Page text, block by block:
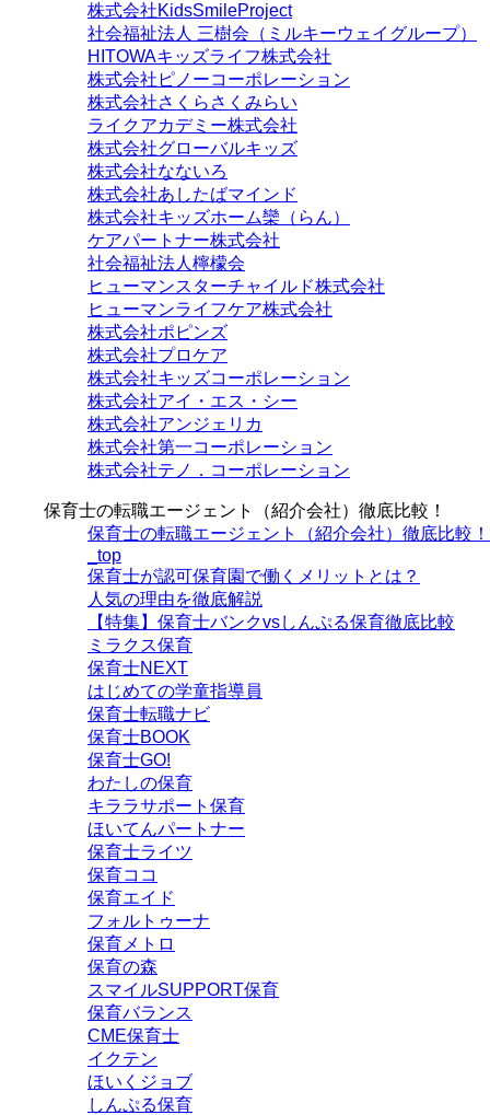
株式会社KidsSmileProject
社会福祉法人 三樹会（ミルキーウェイグループ）
HITOWAキッズライフ株式会社
株式会社ピノーコーポレーション
株式会社さくらさくみらい
ライクアカデミー株式会社
株式会社グローバルキッズ
株式会社なないろ
株式会社あしたばマインド
株式会社キッズホーム欒（らん）
ケアパートナー株式会社
社会福祉法人檸檬会
ヒューマンスターチャイルド株式会社
ヒューマンライフケア株式会社
株式会社ポピンズ
株式会社プロケア
株式会社キッズコーポレーション
株式会社アイ・エス・シー
株式会社アンジェリカ
株式会社第一コーポレーション
株式会社テノ．コーポレーション
保育士の転職エージェント（紹介会社）徹底比較！
保育士の転職エージェント（紹介会社）徹底比較！
_top
保育士が認可保育園で働くメリットとは？
人気の理由を徹底解説
【特集】保育士バンクvsしんぷる保育徹底比較
ミラクス保育
保育⼠NEXT
はじめての学童指導員
保育士転職ナビ
保育士BOOK
保育士GO!
わたしの保育
キララサポート保育
ほいてんパートナー
保育士ライツ
保育ココ
保育エイド
フォルトゥーナ
保育メトロ
保育の森
スマイルSUPPORT保育
保育バランス
CME保育士
イクテン
ほいくジョブ
しんぷる保育